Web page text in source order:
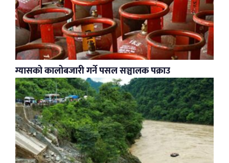
ग्यासको कालोबजारी गर्ने पसल सञ्चालक पक्राउ